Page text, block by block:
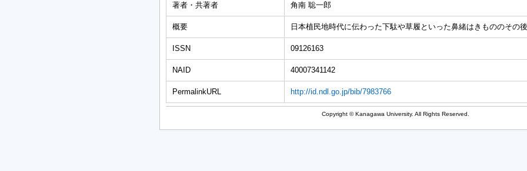
著者・共著者 角南 聡一郎
概要 日本植民地時代に伝わった下駄や草履といった鼻緒はきもののその
ISSN 09126163
NAID 40007341142
PermalinkURL http://id.ndl.go.jp/bib/7983766
Copyright © Kanagawa University. All Rights Reserved.